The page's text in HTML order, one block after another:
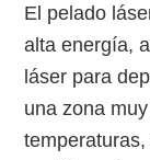
El pelado
alta energía,
láser para
una zona